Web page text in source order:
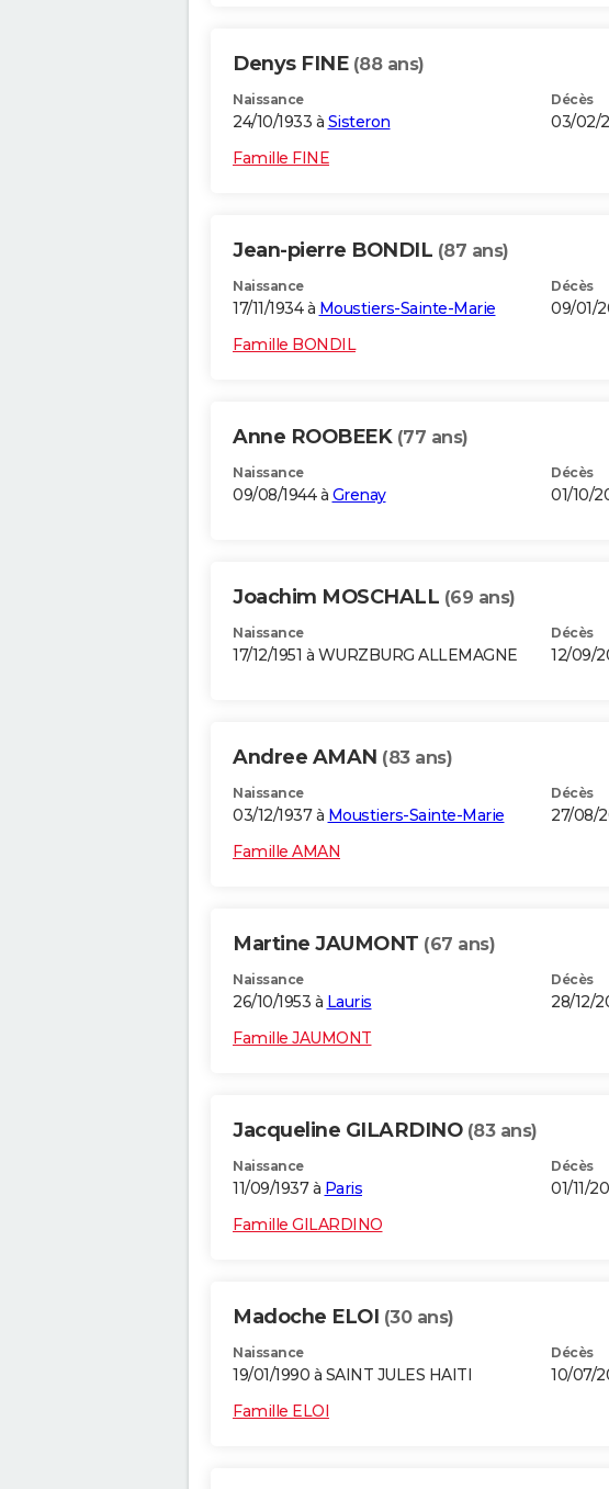
Denys FINE (88 ans)
Naissance
24/10/1933 à Sisteron
Décès
03/02/
Famille FINE
Jean-pierre BONDIL (87 ans)
Naissance
17/11/1934 à Moustiers-Sainte-Marie
Décès
09/01/
Famille BONDIL
Anne ROOBEEK (77 ans)
Naissance
09/08/1944 à Grenay
Décès
01/10/
Joachim MOSCHALL (69 ans)
Naissance
17/12/1951 à WURZBURG ALLEMAGNE
Décès
12/09/
Andree AMAN (83 ans)
Naissance
03/12/1937 à Moustiers-Sainte-Marie
Décès
27/08/
Famille AMAN
Martine JAUMONT (67 ans)
Naissance
26/10/1953 à Lauris
Décès
28/12/
Famille JAUMONT
Jacqueline GILARDINO (83 ans)
Naissance
11/09/1937 à Paris
Décès
01/11/
Famille GILARDINO
Madoche ELOI (30 ans)
Naissance
19/01/1990 à SAINT JULES HAITI
Décès
10/07/
Famille ELOI